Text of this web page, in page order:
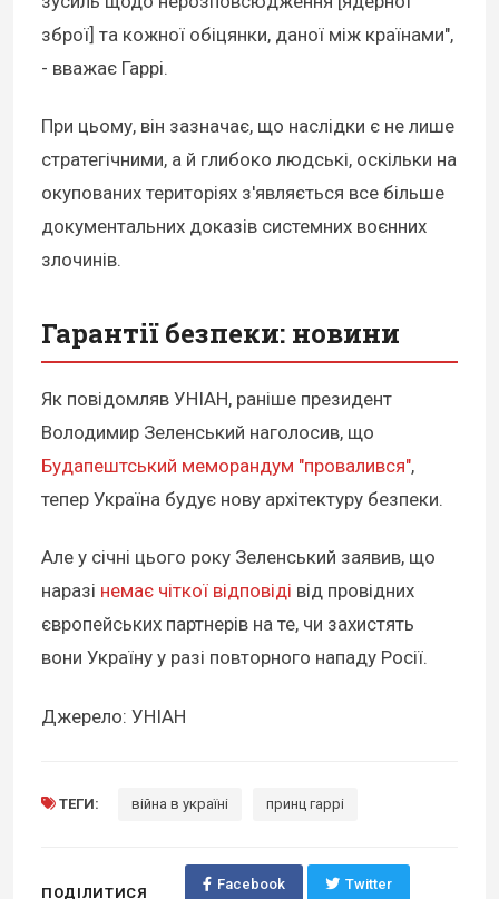
зброї] та кожної обіцянки, даної між країнами",
- вважає Гаррі.
При цьому, він зазначає, що наслідки є не лише
стратегічними, а й глибоко людські, оскільки на
окупованих територіях з'являється все більше
документальних доказів системних воєнних
злочинів.
Гарантії безпеки: новини
Як повідомляв УНІАН, раніше президент
Володимир Зеленський наголосив, що
Будапештський меморандум "провалився",
тепер Україна будує нову архітектуру безпеки.
Але у січні цього року Зеленський заявив, що
наразі немає чіткої відповіді від провідних
європейських партнерів на те, чи захистять
вони Україну у разі повторного нападу Росії.
Джерело: УНІАН
ТЕГИ: війна в україні принц гаррі
ПОДІЛИТИСЯ
Facebook Twitter